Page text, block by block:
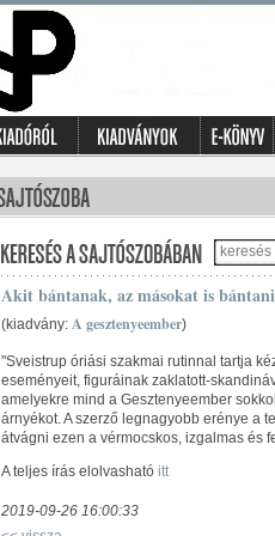
Akit bántanak, az másokat is
(kiadvány: A gesztenyeember)
"Sveistrup óriási szakmai rutinnal tartja
eseményeit, figuráinak zaklatott-
amelyekre mind a Gesztenyeember
árnyékot. A szerző legnagyobb erénye a
átvágni ezen a vérmocskos, izgalmas és
A teljes írás elolvasható itt
2019-09-26 16:00:33